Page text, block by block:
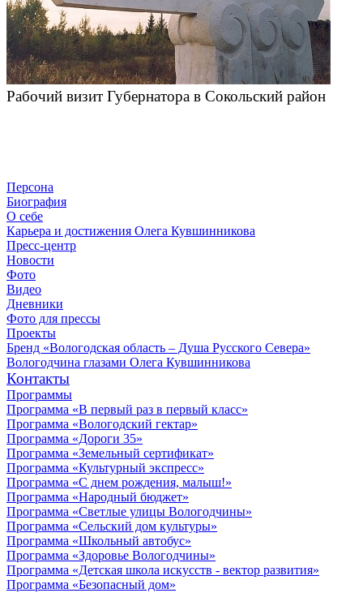
Рабочий визит Губернатора в Сокольский район
Персона
Биография
О себе
Карьера и достижения Олега Кувшинникова
Пресс-центр
Новости
Фото
Видео
Дневники
Фото для прессы
Проекты
Бренд «Вологодская область – Душа Русского Севера»
Вологодчина глазами Олега Кувшинникова
Контакты
Программы
Программа «В первый раз в первый класс»
Программа «Вологодский гектар»
Программа «Дороги 35»
Программа «Земельный сертификат»
Программа «Культурный экспресс»
Программа «С днем рождения, малыш!»
Программа «Народный бюджет»
Программа «Светлые улицы Вологодчины»
Программа «Сельский дом культуры»
Программа «Школьный автобус»
Программа «Здоровье Вологодчины»
Программа «Детская школа искусств - вектор развития»
Программа «Безопасный дом»